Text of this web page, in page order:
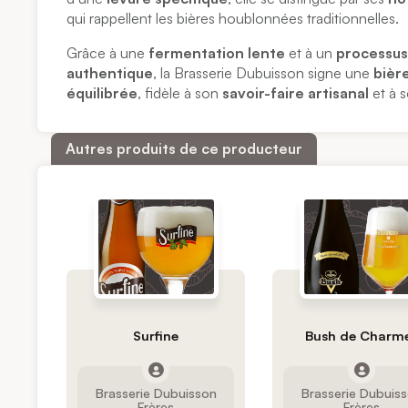
qui rappellent les bières houblonnées traditionnelles.
Grâce à une fermentation lente et à un
authentique, la Brasserie Dubuisson signe une
équilibrée, fidèle à son savoir-faire artisanal et à
Autres produits de ce producteur
Surfine
Brasserie Dubuisson
Bush de
Brasserie